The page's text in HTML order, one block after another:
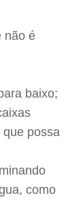
não é
baixo;
que possa
como